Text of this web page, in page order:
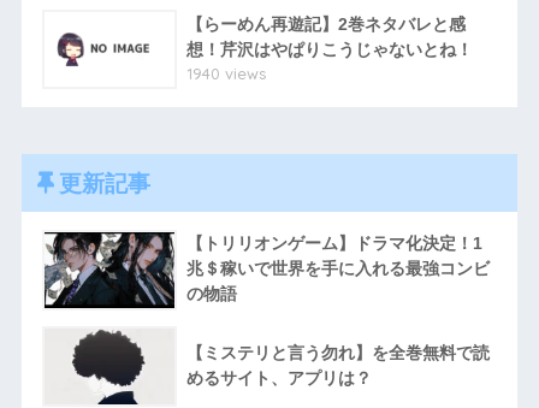
【らーめん再遊記】2巻ネタバレと感
想！芹沢はやぱりこうじゃないとね！
1940 views
更新記事
【トリリオンゲーム】ドラマ化決定！1
兆＄稼いで世界を手に入れる最強コンビ
の物語
【ミステリと言う勿れ】を全巻無料で読
めるサイト、アプリは？